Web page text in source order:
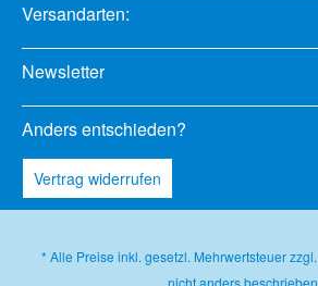
Versandarten:
Newsletter
Anders entschieden?
Vertrag widerrufen
* Alle Preise inkl. gesetzl. Mehrwertsteuer zzgl.